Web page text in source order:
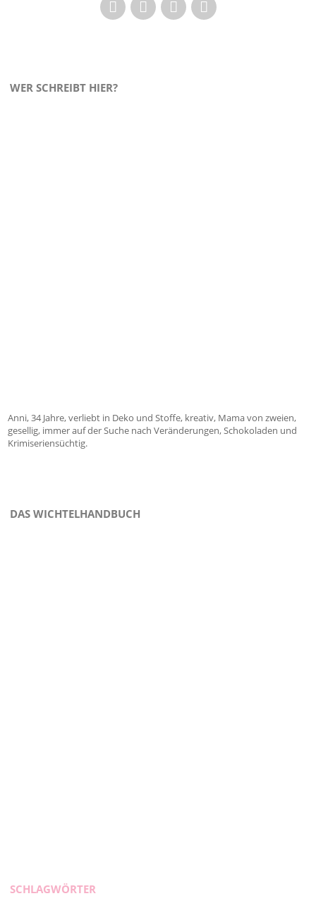
WER SCHREIBT HIER?
Anni, 34 Jahre, verliebt in Deko und Stoffe, kreativ, Mama von zweien,
gesellig, immer auf der Suche nach Veränderungen, Schokoladen und
Krimiseriensüchtig.
DAS WICHTELHANDBUCH
SCHLAGWÖRTER